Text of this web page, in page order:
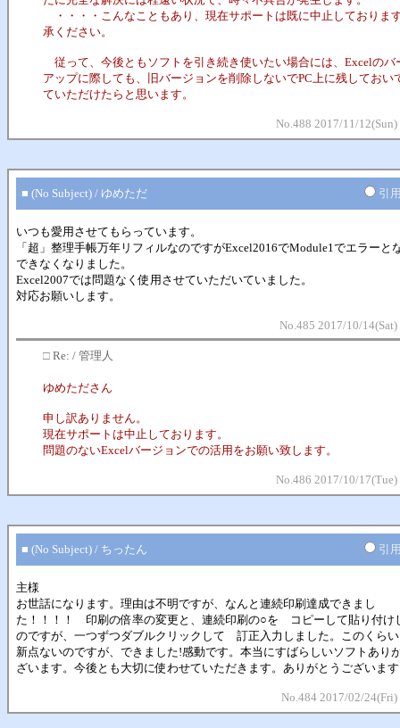
・・・・こんなこともあり、現在サポートは既に中止しておりま
承ください。
従って、今後ともソフトを引き続き使いたい場合には、Excelのバ
アップに際しても、旧バージョンを削除しないでPC上に残しておい
ていただけたらと思います。
No.488 2017/11/
■ (No Subject) / ゆめただ 引
いつも愛用させてもらっています。
「超」整理手帳万年リフィルなのですがExcel2016でModule1でエラーと
できなくなりました。
Excel2007では問題なく使用させていただいていました。
対応お願いします。
No.485 2017/10/
□ Re: / 管理人
ゆめたださん
申し訳ありません。
現在サポートは中止しております。
問題のないExcelバージョンでの活用をお願い致します。
No.486 2017/10/
■ (No Subject) / ちったん 引
主様
お世話になります。理由は不明ですが、なんと連続印刷達成できまし
た！！！！ 印刷の倍率の変更と、連続印刷の○を コピーして貼り付け
のですが、一つずつダブルクリックして 訂正入力しました。このくら
新点ないのですが、できました!感動です。本当にすばらしいソフトあり
ざいます。今後とも大切に使わせていただきます。ありがとうございま
No.484 2017/02/